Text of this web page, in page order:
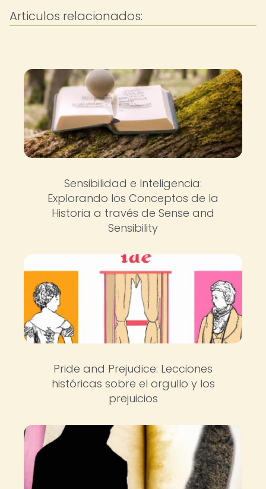
Articulos relacionados:
Sensibilidad e Inteligencia:
Explorando los Conceptos de la
Historia a través de Sense and
Sensibility
Pride and Prejudice: Lecciones
históricas sobre el orgullo y los
prejuicios